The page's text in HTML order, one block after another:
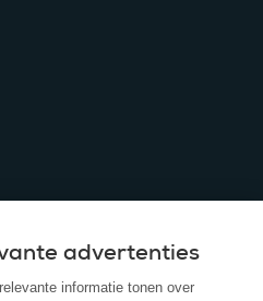
advertenties
informatie tonen over